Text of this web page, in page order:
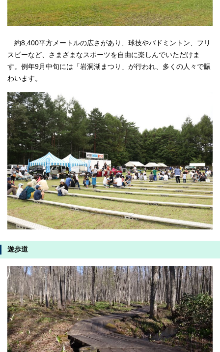
約8,400平方メートルの広さがあり、球技やバドミントン、フリ
スビーなど、さまざまなスポーツを自由に楽しんでいただけま
す。例年9月中旬には「岩洞湖まつり」が行われ、多くの人々で賑
わいます。
遊歩道